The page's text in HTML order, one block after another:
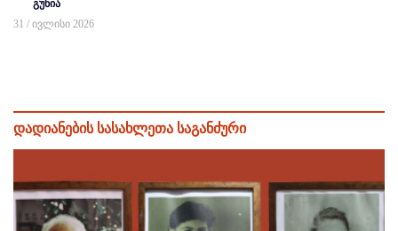
გუნია
31 / ივლისი 2026
დადიანების სასახლეთა საგანძური